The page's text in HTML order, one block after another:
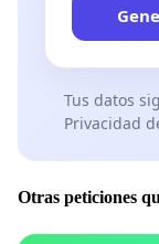
Tus datos
Privacidad
Otras peticiones